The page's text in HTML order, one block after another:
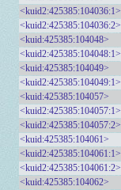
<kuid2:425385:104036:1>
<kuid2:425385:104036:2>
<kuid:425385:104048>
<kuid2:425385:104048:1>
<kuid:425385:104049>
<kuid2:425385:104049:1>
<kuid:425385:104057>
<kuid2:425385:104057:1>
<kuid2:425385:104057:2>
<kuid:425385:104061>
<kuid2:425385:104061:1>
<kuid2:425385:104061:2>
<kuid:425385:104062>